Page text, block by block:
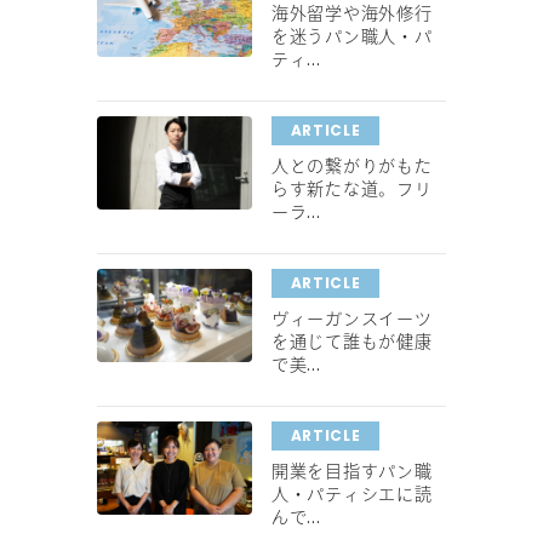
海外留学や海外修行
を迷うパン職人・パ
ティ...
ARTICLE
人との繋がりがもた
らす新たな道。フリ
ーラ...
ARTICLE
ヴィーガンスイーツ
を通じて誰もが健康
で美...
ARTICLE
開業を目指すパン職
人・パティシエに読
んで...